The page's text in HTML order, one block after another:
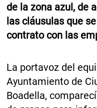
de la zona azul, de
las cláusulas que
contrato con las
La portavoz del
Ayuntamiento de
Boadella,